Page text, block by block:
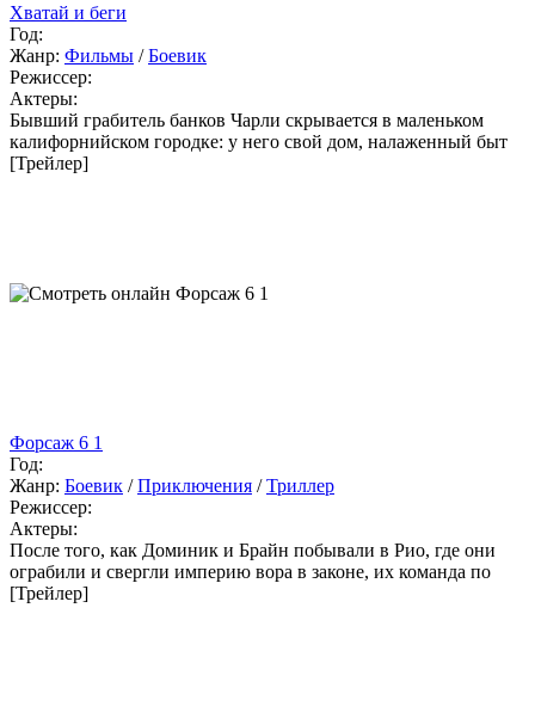
Хватай и беги
Год:
Жанр: Фильмы /Боевик
Режиссер:
Актеры:
Бывший грабитель банков Чарли скрывается в маленьком
калифорнийском городке: у него свой дом, налаженный быт
[Трейлер]
Форсаж 6 1
Год:
Жанр: Боевик /Приключения /Триллер
Режиссер:
Актеры:
После того, как Доминик и Брайн побывали в Рио, где они
ограбили и свергли империю вора в законе, их команда по
[Трейлер]